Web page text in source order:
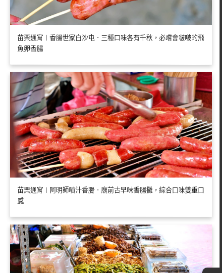
苗栗通宵︱香腸世家白沙屯．三種口味各有千秋，必嚐會啵啵的飛
魚卵香腸
苗栗通宵︱阿明師噴汁香腸．廟前古早味香腸攤，綜合口味雙重口
感